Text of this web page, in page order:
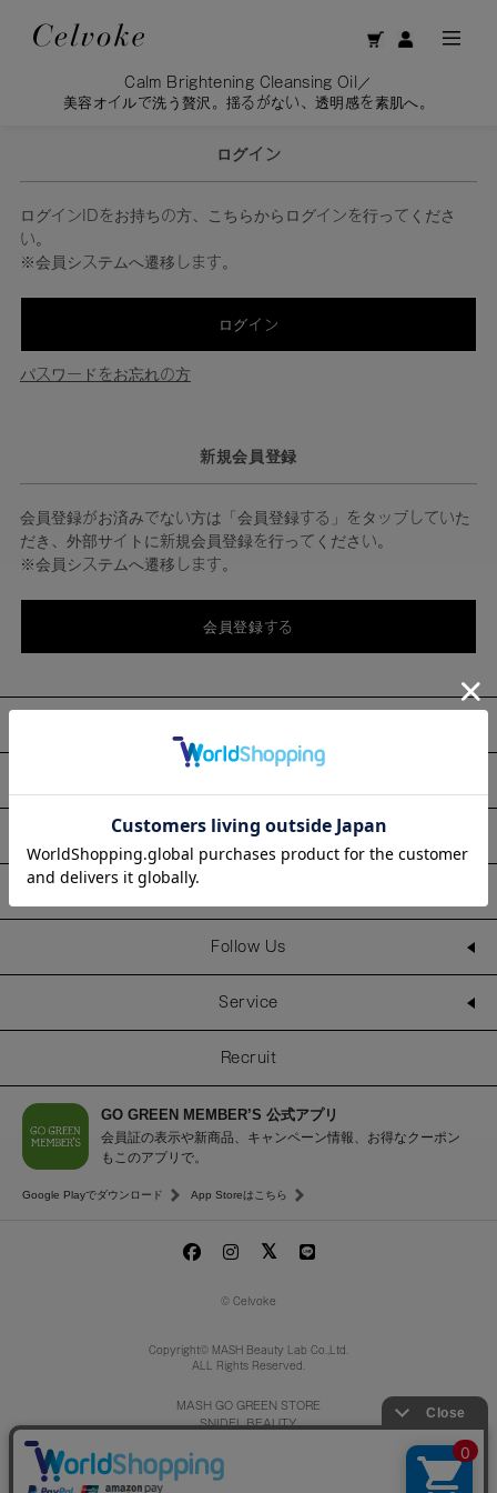
Calm Brightening Cleansing Oil／
美容オイルで洗う贅沢。揺るがない、透明感を素肌へ。
ログイン
ログインIDをお持ちの方、こちらからログインを行ってくださ
い。
※会員システムへ遷移します。
ログイン
パスワードをお忘れの方
新規会員登録
会員登録がお済みでない方は「会員登録する」をタップしていた
だき、外部サイトに新規会員登録を行ってください。
※会員システムへ遷移します。
会員登録する
Line Up
Follow Us
Service
Recruit
GO GREEN MEMBER’S 公式アプリ
会員証の表示や新商品、キャンペーン情報、お得なクーポン
もこのアプリで。
Google Playでダウンロード App Storeはこちら
© Celvoke
Copyright© MASH Beauty Lab Co.,Ltd.
ALL Rights Reserved.
MASH GO GREEN STORE
SNIDEL BEAUTY
F ORGANICS